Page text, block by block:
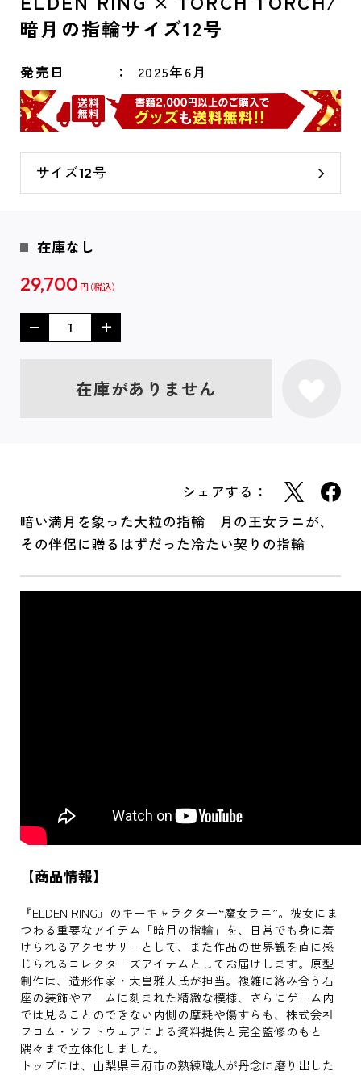
暗月の指輪サイズ12号
発売日 2025年6月
サイズ12号
在庫なし
29,700 円
在庫がありません
シェアする：
暗い満月を象った大粒の指輪 月の王女ラニが、
その伴侶に贈るはずだった冷たい契りの指輪
【商品情報】
『ELDEN RING』のキーキャラクター“魔女ラニ”。彼女にま
つわる重要なアイテム「暗月の指輪」を、日常でも身に着
けられるアクセサリーとして、また作品の世界観を直に感
じられるコレクターズアイテムとしてお届けします。原型
制作は、造形作家・大畠雅人氏が担当。複雑に絡み合う石
座の装飾やアームに刻まれた精緻な模様、さらにゲーム内
では見ることのできない内側の摩耗や傷すらも、株式会社
フロム・ソフトウェアによる資料提供と完全監修のもと
隅々まで立体化しました。
トップには、山梨県甲府市の熟練職人が丹念に磨り出した